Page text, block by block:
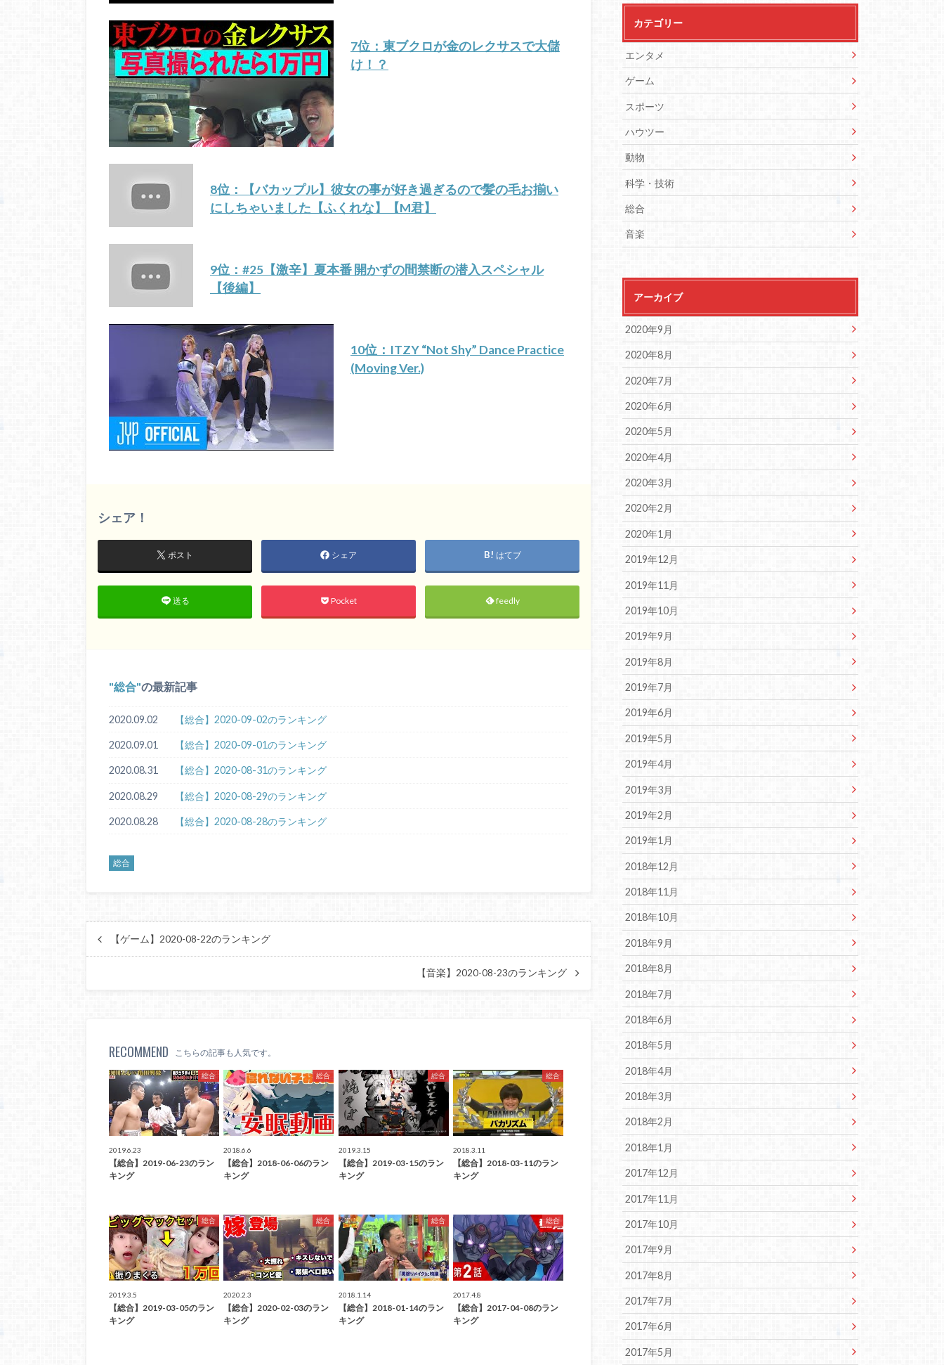
7位：東ブクロが金のレクサスで大儲
け！？
8位：【バカップル】彼女の事が好き過ぎるので髪の毛お揃い
にしちゃいました【ふくれな】【M君】
9位：#25【激辛】夏本番 開かずの間禁断の潜入スペシャル
【後編】
10位：ITZY “Not Shy” Dance Practice
(Moving Ver.)
シェア！
ポスト シェア はてブ
送る Pocket feedly
総合 の最新記事
2020.09.02 【総合】2020-09-02のランキング
2020.09.01 【総合】2020-09-01のランキング
2020.08.31 【総合】2020-08-31のランキング
2020.08.29 【総合】2020-08-29のランキング
2020.08.28 【総合】2020-08-28のランキング
総合
【ゲーム】2020-08-22のランキング
【音楽】2020-08-23のランキング
RECOMMEND こちらの記事も人気です。
総合
2019.6.23
【総合】2019-06-23のラン
キング
総合
2018.6.6
【総合】2018-06-06のラン
キング
総合
2019.3.15
【総合】2019-03-15のラン
キング
総合
2018.3.11
【総合】2018-03-11のラン
キング
総合
2019.3.5
【総合】2019-03-05のラン
キング
総合
2020.2.3
【総合】2020-02-03のラン
キング
総合
2018.1.14
【総合】2018-01-14のラン
キング
総合
2017.4.8
【総合】2017-04-08のラン
キング
カテゴリー
エンタメ
ゲーム
スポーツ
ハウツー
動物
科学・技術
総合
音楽
アーカイブ
2020年9月
2020年8月
2020年7月
2020年6月
2020年5月
2020年4月
2020年3月
2020年2月
2020年1月
2019年12月
2019年11月
2019年10月
2019年9月
2019年8月
2019年7月
2019年6月
2019年5月
2019年4月
2019年3月
2019年2月
2019年1月
2018年12月
2018年11月
2018年10月
2018年9月
2018年8月
2018年7月
2018年6月
2018年5月
2018年4月
2018年3月
2018年2月
2018年1月
2017年12月
2017年11月
2017年10月
2017年9月
2017年8月
2017年7月
2017年6月
2017年5月